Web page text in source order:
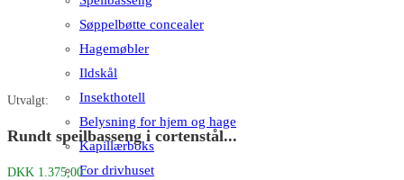
Søppelbøtte concealer
Hagemøbler
Ildskål
Insekthotell
Belysning for hjem og hage
Kapillærboks
For drivhuset
Utvalgt:
Rundt speilbasseng i cortenstål...
DKK 1.375,00